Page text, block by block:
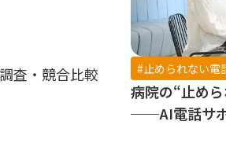
査・競合比較
#止められない電
病院の“止め
──AI電話サ